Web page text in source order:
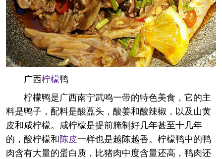
广西柠檬鸭
柠檬鸭是广西南宁武鸣一带的特色美食，它的主
料是鸭子，配料是酸藠头，酸姜和酸辣椒，以及山黄
皮和咸柠檬。咸柠檬是提前腌制好几年甚至十几年
的，酸柠檬和陈皮一样也是越陈越香。柠檬鸭中的鸭
肉含有大量的蛋白质，比猪肉中度含量还高，鸭肉还